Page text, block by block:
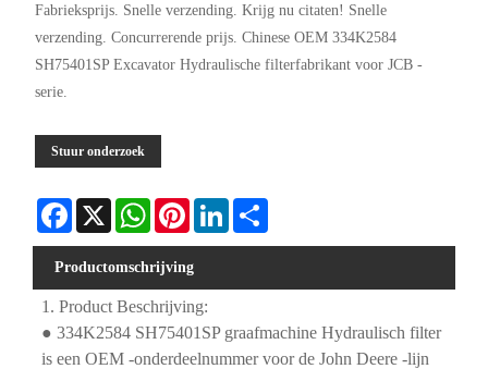
Fabrieksprijs. Snelle verzending. Krijg nu citaten! Snelle
verzending. Concurrerende prijs. Chinese OEM 334K2584
SH75401SP Excavator Hydraulische filterfabrikant voor JCB -
serie.
Stuur onderzoek
Facebook
X WhatsAppPinterestLinkedIn
Productomschrijving
1. Product Beschrijving:
● 334K2584 SH75401SP graafmachine Hydraulisch filter
is een OEM -onderdeelnummer voor de John Deere -lijn